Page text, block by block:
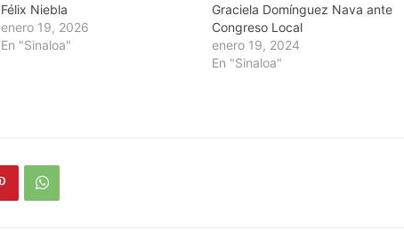
Félix Niebla
enero 19, 2026
En "Sinaloa"
Graciela Domínguez Nava ante
Congreso Local
enero 19, 2024
En "Sinaloa"